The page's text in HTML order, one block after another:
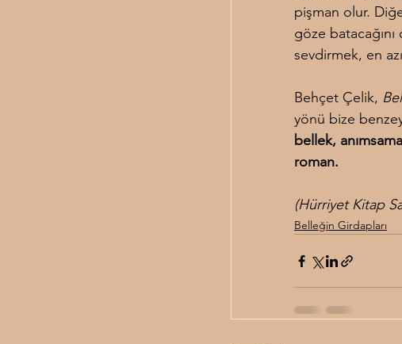
pişman olur.
göze
sevdirmek, en
Behçet Çelik,
yönü bize
bellek,
roman.
(Hürriyet Kitap
Belleğin Girdapları